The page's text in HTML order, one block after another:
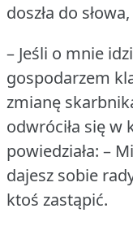
doszła do
– Jeśli o mnie
gospodarzem
zmianę
odwróciła się w
powiedziała: –
dajesz sobie
ktoś zastąpić.